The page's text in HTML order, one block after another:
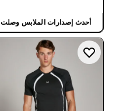
أحدث إصدارات الملابس وصلت